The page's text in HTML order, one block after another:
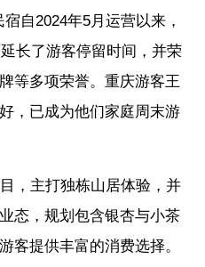
自2024年5月运营以来，
长了游客停留时间，并荣
等多项荣誉。重庆游客王
，已成为他们家庭周末游
，主打独栋山居体验，并
态，规划包含银杏与小茶
客提供丰富的消费选择。